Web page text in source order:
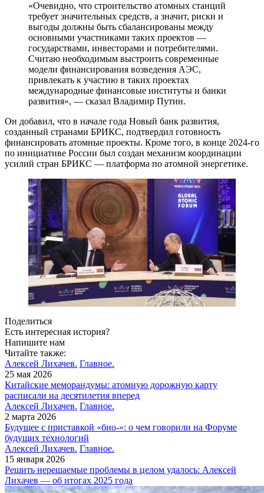
«Очевидно, что строительство атомных станций
требует значительных средств, а значит, риски и
выгоды должны быть сбалансированы между
основными участниками таких проектов —
государствами, инвесторами и потребителями.
Считаю необходимым выстроить современные
модели финансирования возведения АЭС,
привлекать к участию в таких проектах
международные финансовые институты и банки
развития», — сказал Владимир Путин.
Он добавил, что в начале года Новый банк развития,
созданный странами БРИКС, подтвердил готовность
финансировать атомные проекты. Кроме того, в конце 2024-го
по инициативе России был создан механизм координации
усилий стран БРИКС — платформа по атомной энергетике.
Поделиться
Есть интересная история?
Напишите нам
Читайте также:
Алексей Лихачев. Главное.
25 мая 2026
Китайские меморандумы: атомную дорожную карту
расписали на десятилетия вперед
Алексей Лихачев. Главное.
2 марта 2026
Будущее с приставкой «био-»: о чем говорили на Форуме
будущих технологий
Алексей Лихачев. Главное.
15 января 2026
Решить нерешаемые проблемы в целом удалось: Алексей
Лихачев — об итогах 2025 года